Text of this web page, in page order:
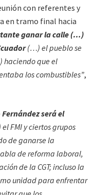
con referentes y
en tramo final hacia
ganar la calle (…)
(…) el pueblo se
haciendo que el
los combustibles”,
será el
FMI y ciertos grupos
de ganarse la
de reforma laboral,
de la CGT; incluso la
unidad para enfrentar